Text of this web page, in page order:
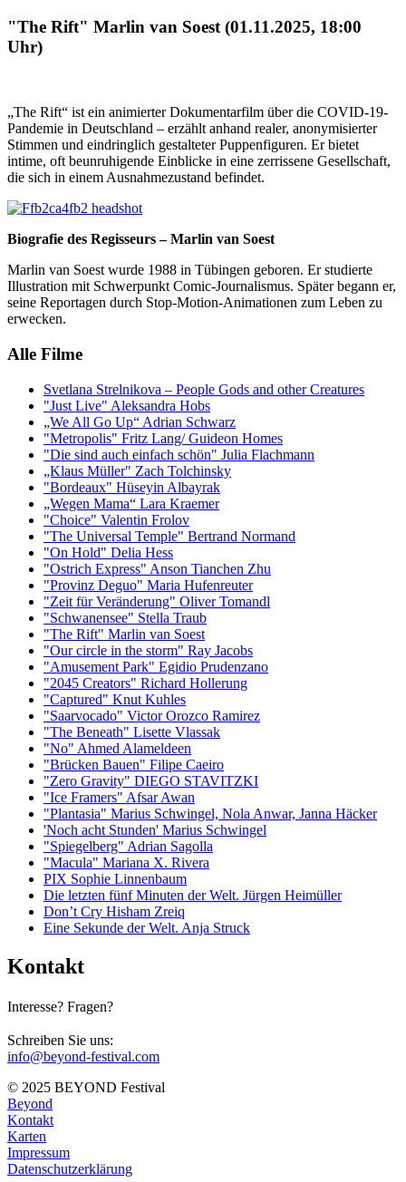
"The Rift" Marlin van Soest (01.11.2025, 18:00
Uhr)
„The Rift“ ist ein animierter Dokumentarfilm über die COVID-19-
Pandemie in Deutschland – erzählt anhand realer, anonymisierter
Stimmen und eindringlich gestalteter Puppenfiguren. Er bietet
intime, oft beunruhigende Einblicke in eine zerrissene Gesellschaft,
die sich in einem Ausnahmezustand befindet.
Biografie des Regisseurs – Marlin van Soest
Marlin van Soest wurde 1988 in Tübingen geboren. Er studierte
Illustration mit Schwerpunkt Comic-Journalismus. Später begann er,
seine Reportagen durch Stop-Motion-Animationen zum Leben zu
erwecken.
Alle Filme
Svetlana Strelnikova – People Gods and other Creatures
"Just Live" Aleksandra Hobs
„We All Go Up“ Adrian Schwarz
"Metropolis" Fritz Lang/ Guideon Homes
"Die sind auch einfach schön" Julia Flachmann
„Klaus Müller" Zach Tolchinsky
"Bordeaux" Hüseyin Albayrak
„Wegen Mama“ Lara Kraemer
"Choice" Valentin Frolov
"The Universal Temple" Bertrand Normand
"On Hold" Delia Hess
"Ostrich Express" Anson Tianchen Zhu
"Provinz Deguo" Maria Hufenreuter
"Zeit für Veränderung" Oliver Tomandl
"Schwanensee" Stella Traub
"The Rift" Marlin van Soest
"Our circle in the storm" Ray Jacobs
"Amusement Park" Egidio Prudenzano
"2045 Creators" Richard Hollerung
"Captured" Knut Kuhles
"Saarvocado" Victor Orozco Ramirez
"The Beneath" Lisette Vlassak
"No" Ahmed Alameldeen
"Brücken Bauen" Filipe Caeiro
"Zero Gravity" DIEGO STAVITZKI
"Ice Framers" Afsar Awan
"Plantasia" Marius Schwingel, Nola Anwar, Janna Häcker
'Noch acht Stunden' Marius Schwingel
"Spiegelberg" Adrian Sagolla
"Macula" Mariana X. Rivera
PIX Sophie Linnenbaum
Die letzten fünf Minuten der Welt. Jürgen Heimüller
Don’t Cry Hisham Zreiq
Eine Sekunde der Welt. Anja Struck
Kontakt
Interesse? Fragen?
Schreiben Sie uns:
info@beyond-festival.com
© 2025 BEYOND Festival
Beyond
Kontakt
Karten
Impressum
Datenschutzerklärung